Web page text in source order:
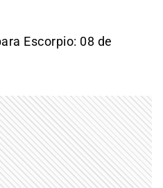
Escorpio: 08 de